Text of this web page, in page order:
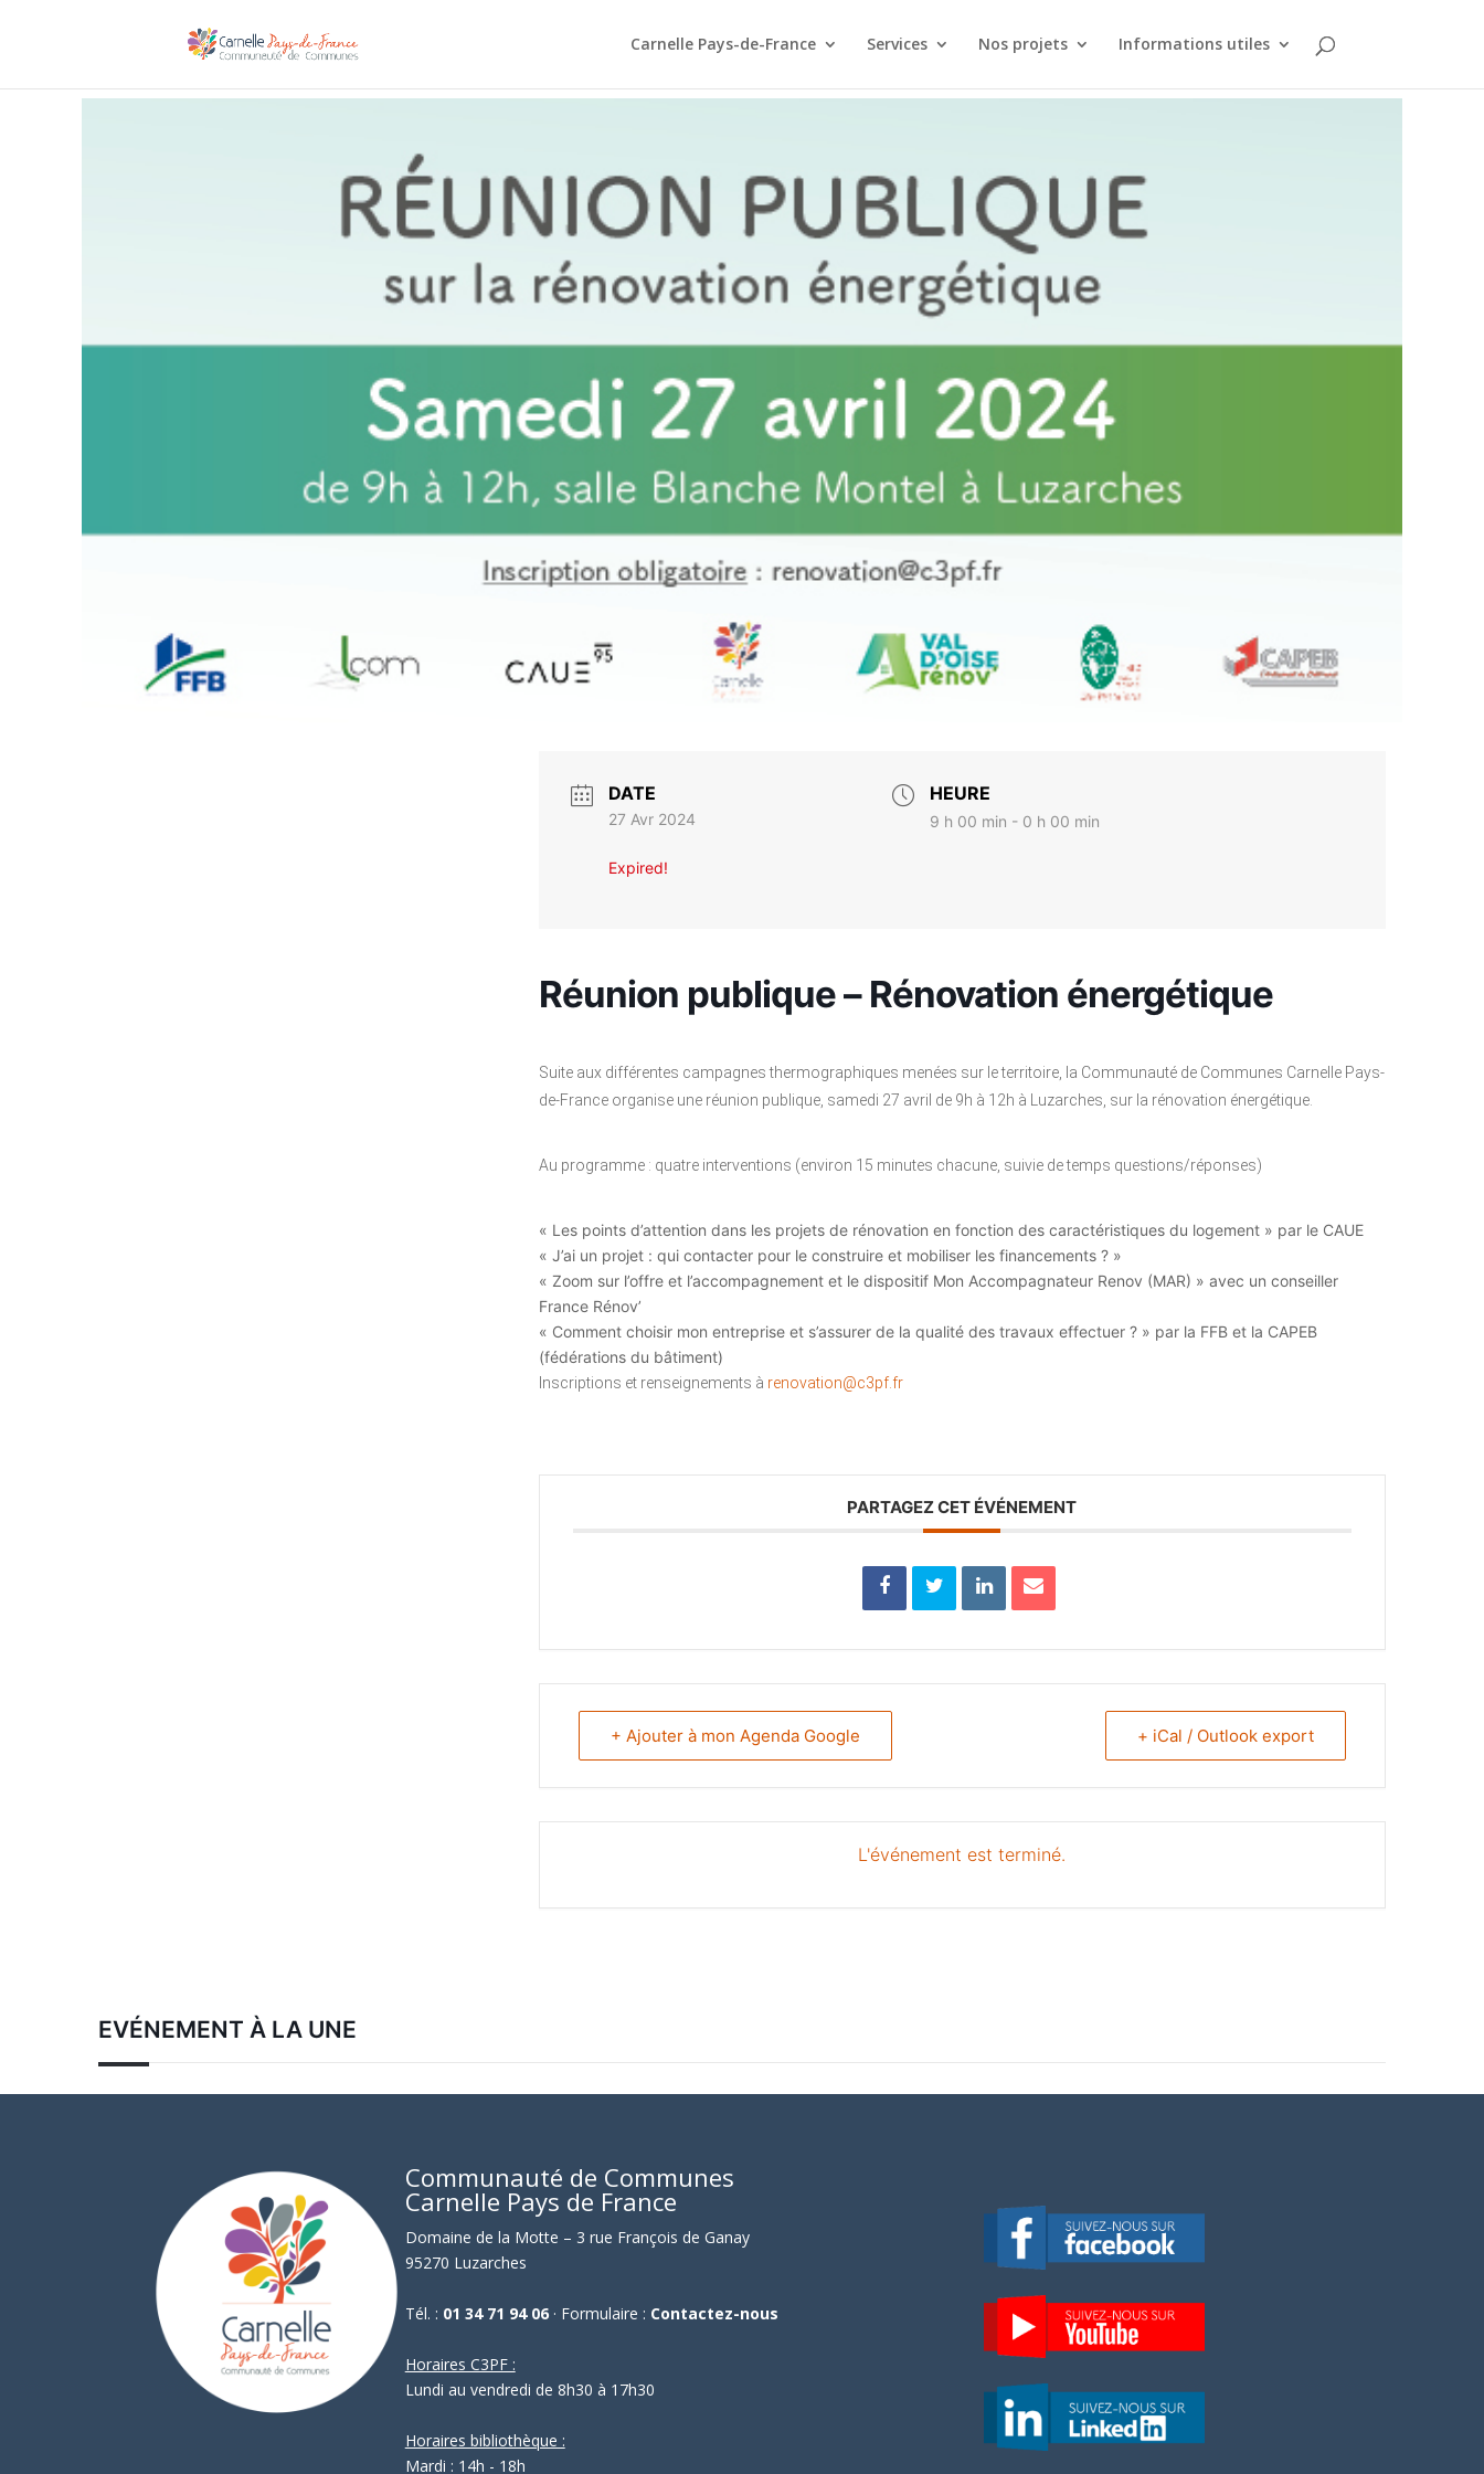
Carnelle Pays-de-France Services Nos projets Informations utiles
DATE
27 Avr 2024
Expired!
HEURE
9 h 00 min - 0 h 00 min
Réunion publique – Rénovation énergétique
Suite aux différentes campagnes thermographiques menées sur le territoire, la Communauté de Communes Carnelle Pays-
de-France organise une réunion publique, samedi 27 avril de 9h à 12h à Luzarches, sur la rénovation énergétique.
Au programme : quatre interventions (environ 15 minutes chacune, suivie de temps questions/réponses)
« Les points d’attention dans les projets de rénovation en fonction des caractéristiques du logement » par le CAUE
« J’ai un projet : qui contacter pour le construire et mobiliser les financements ? »
« Zoom sur l’offre et l’accompagnement et le dispositif Mon Accompagnateur Renov (MAR) » avec un conseiller
France Rénov’
« Comment choisir mon entreprise et s’assurer de la qualité des travaux effectuer ? » par la FFB et la CAPEB
(fédérations du bâtiment)
Inscriptions et renseignements à renovation@c3pf.fr
PARTAGEZ CET ÉVÉNEMENT
+ Ajouter à mon Agenda Google + iCal / Outlook export
L'événement est terminé.
EVÉNEMENT À LA UNE
Communauté de Communes
Carnelle Pays de France
Domaine de la Motte – 3 rue François de Ganay
95270 Luzarches
Tél. : 01 34 71 94 06· Formulaire : Contactez-nous
Horaires C3PF :
Lundi au vendredi de 8h30 à 17h30
Horaires bibliothèque :
Mardi : 14h - 18h